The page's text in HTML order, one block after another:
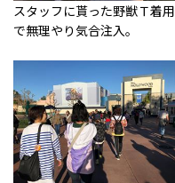
スタッフに貰った野獣Ｔ着用
で無理やり気合注入。